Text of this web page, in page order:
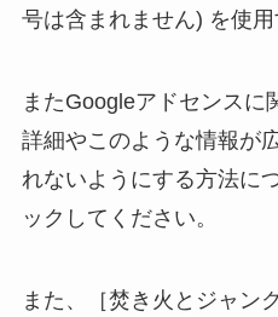
号は含まれません) を使用
またGoogleアドセンスに
詳細やこのような情報が
れないようにする方法に
ックしてください。
また、［焚き火とジャン